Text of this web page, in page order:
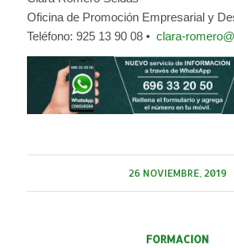
Oficina de Promoción Empresarial y
Teléfono: 925 13 90 08 • clara-
26 NOVIEMBRE, 2019
FORMACION